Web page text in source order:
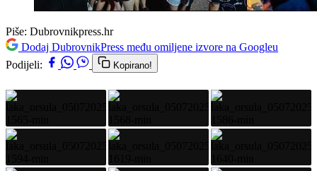
Piše: Dubrovnikpress.hr
Dodaj DubrovnikPress među omiljene izvore na Googleu
Podijeli:
Kopirano!